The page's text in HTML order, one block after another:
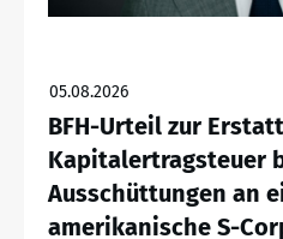
05.08.2026
BFH-Urteil zur
Kapitalertragsteuer
Ausschüttungen an
amerikanische S-